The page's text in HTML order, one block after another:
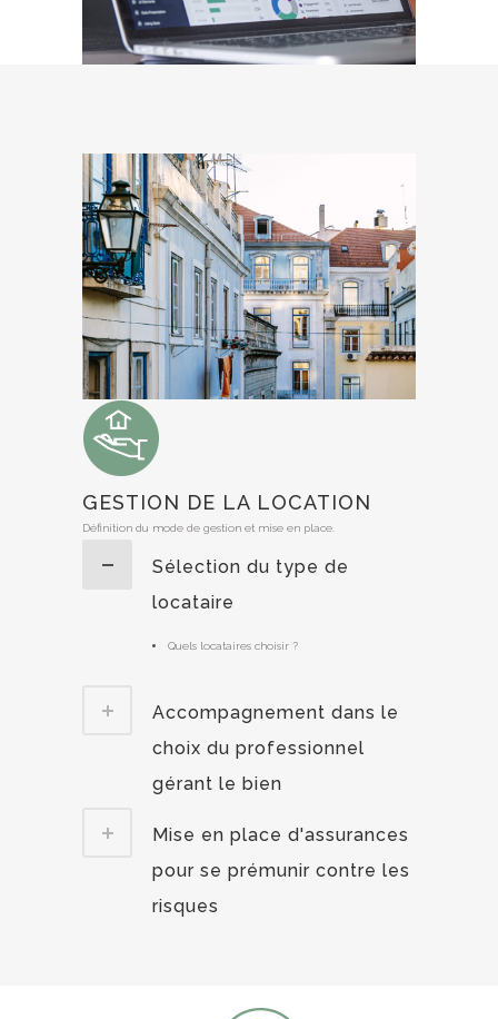
GESTION DE LA LOCATION
Définition du mode de gestion et mise en place.
Sélection du type de
locataire
Quels locataires choisir ?
Accompagnement dans le
choix du professionnel
gérant le bien
Mise en place d'assurances
pour se prémunir contre les
risques